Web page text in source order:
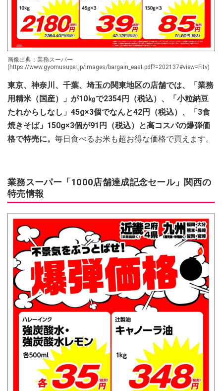
画像出典：業務スーパー
(https://www.gyomusuper.jp/images/bargain_east.pdf?=202137#view=Fitv)
東京、神奈川、千葉、埼玉の関東地区の店舗では、「業務
用精米（国産）」が10㎏で2354円（税込）、「小粒納豆
たれからしなし」45g×3個でなんと42円（税込）、「3食
焼きそば」150g×3個が91円（税込）と高コスパの爆弾価
格で特売に。 毎日食べるお米も超お得な価格で買えます。
業務スーパー「1000店舗達成記念セール」関西の
特売情報